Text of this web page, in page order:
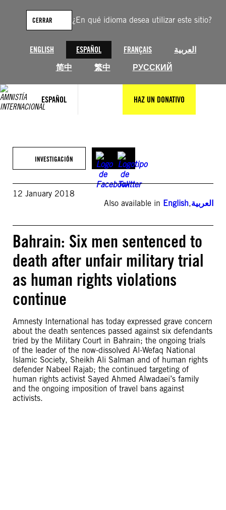
¿En qué idioma desea utilizar este sitio?
ENGLISH ESPAÑOL FRANÇAIS
العربية
简中
繁中 РУССКИЙ
CERRAR
ESPAÑOL HAZ UN DONATIVO
contenido
INVESTIGACIÓN
12 January 2018
Also available in English,العربية
Bahrain: Six men sentenced to
death after unfair military trial
as human rights violations
continue
Amnesty International has today expressed grave concern
about the death sentences passed against six defendants
tried by the Military Court in Bahrain; the ongoing trials
of the leader of the now-dissolved Al-Wefaq National
Islamic Society, Sheikh Ali Salman and of human rights
defender Nabeel Rajab; the continued targeting of
human rights activist Sayed Ahmed Alwadaei’s family
and the ongoing imposition of travel bans against
activists.